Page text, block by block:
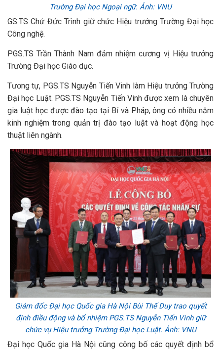
Trường Đại học Ngoại ngữ. Ảnh: VNU
GS.TS Chử Đức Trình giữ chức Hiệu trưởng Trường Đại học
Công nghệ.
PGS.TS Trần Thành Nam đảm nhiệm cương vị Hiệu trưởng
Trường Đại học Giáo dục.
Tương tự, PGS.TS Nguyễn Tiến Vinh làm Hiệu trưởng Trường
Đại học Luật. PGS.TS Nguyễn Tiến Vinh được xem là chuyên
gia luật học được đào tạo tại Bỉ và Pháp, ông có nhiều năm
kinh nghiệm trong quản trị đào tạo luật và hoạt động học
thuật liên ngành.
Giám đốc Đại học Quốc gia Hà Nội Bùi Thế Duy trao quyết
định điều động và bổ nhiệm PGS.TS Nguyễn Tiến Vinh giữ
chức vụ Hiệu trưởng Trường Đại học Luật. Ảnh: VNU
Đại học Quốc gia Hà Nội cũng công bố các quyết định bổ